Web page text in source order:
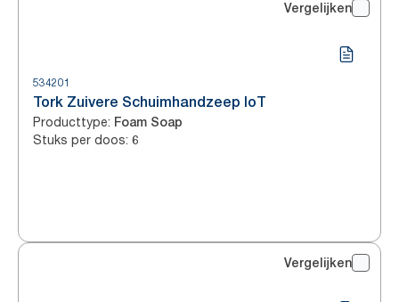
Vergelijken
534201
Tork Zuivere Schuimhandzeep IoT
Producttype: Foam Soap
Stuks per doos: 6
Vergelijken